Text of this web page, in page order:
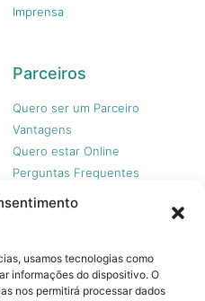
usamos tecnologias como
informações do dispositivo. O
nos permitirá processar dados
Imprensa
Parceiros
Quero ser um Parceiro
Vantagens
Quero estar Online
Perguntas Frequentes